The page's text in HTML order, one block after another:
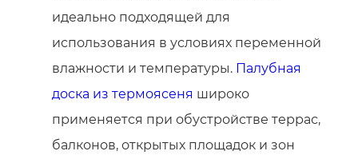
идеально подходящей для
использования в условиях переменной
влажности и температуры. Палубная
доска из термоясеня широко
применяется при обустройстве террас,
балконов, открытых площадок и зон